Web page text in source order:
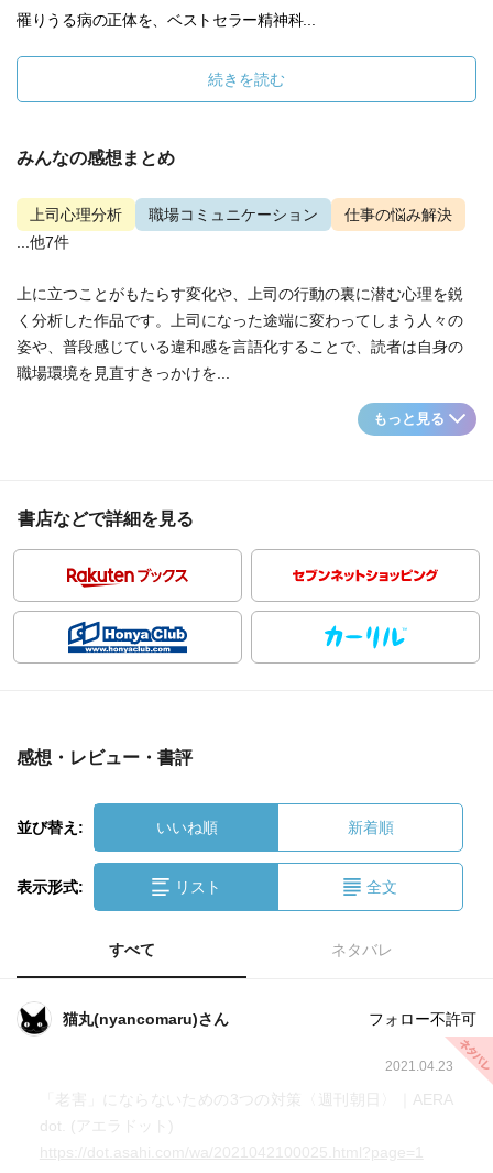
罹りうる病の正体を、ベストセラー精神科...
続きを読む
みんなの感想まとめ
上司心理分析 職場コミュニケーション
仕事の悩み解決
...他7件
上に立つことがもたらす変化や、上司の行動の裏に潜む心理を鋭
く分析した作品です。上司になった途端に変わってしまう人々の
姿や、普段感じている違和感を言語化することで、読者は自身の
職場環境を見直すきっかけを...
もっと見る
書店などで詳細を見る
感想・レビュー・書評
並び替え: いいね順 新着順
表示形式: リスト 全文
すべて ネタバレ
猫丸(nyancomaru)さん フォロー不許可
2021.04.23
「老害」にならないための3つの対策〈週刊朝日〉｜AERA
dot. (アエラドット)